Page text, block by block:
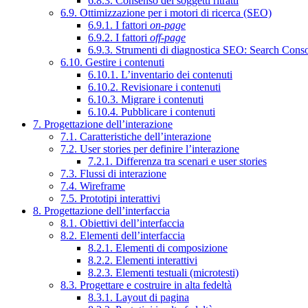
6.9. Ottimizzazione per i motori di ricerca (SEO)
6.9.1. I fattori on-page
6.9.2. I fattori off-page
6.9.3. Strumenti di diagnostica SEO: Search
6.10. Gestire i contenuti
6.10.1. L’inventario dei contenuti
6.10.2. Revisionare i contenuti
6.10.3. Migrare i contenuti
6.10.4. Pubblicare i contenuti
7. Progettazione dell’interazione
7.1. Caratteristiche dell’interazione
7.2. User stories per definire l’interazione
7.2.1. Differenza tra scenari e user stories
7.3. Flussi di interazione
7.4. Wireframe
7.5. Prototipi interattivi
8. Progettazione dell’interfaccia
8.1. Obiettivi dell’interfaccia
8.2. Elementi dell’interfaccia
8.2.1. Elementi di composizione
8.2.2. Elementi interattivi
8.2.3. Elementi testuali (microtesti)
8.3. Progettare e costruire in alta fedeltà
8.3.1. Layout di pagina